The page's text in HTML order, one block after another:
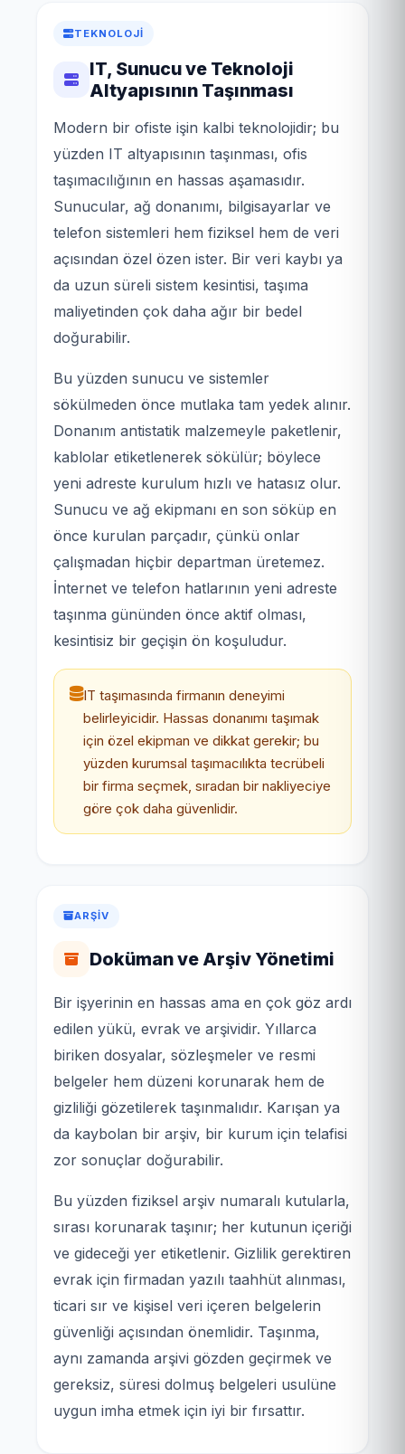
TEKNOLOJI
IT, Sunucu ve Teknoloji
Altyapısının Taşınması
Modern bir ofiste işin kalbi teknolojidir; bu
yüzden IT altyapısının taşınması, ofis
taşımacılığının en hassas aşamasıdır.
Sunucular, ağ donanımı, bilgisayarlar ve
telefon sistemleri hem fiziksel hem de veri
açısından özel özen ister. Bir veri kaybı ya
da uzun süreli sistem kesintisi, taşıma
maliyetinden çok daha ağır bir bedel
doğurabilir.
Bu yüzden sunucu ve sistemler
sökülmeden önce mutlaka tam yedek alınır.
Donanım antistatik malzemeyle paketlenir,
kablolar etiketlenerek sökülür; böylece
yeni adreste kurulum hızlı ve hatasız olur.
Sunucu ve ağ ekipmanı en son söküp en
önce kurulan parçadır, çünkü onlar
çalışmadan hiçbir departman üretemez.
İnternet ve telefon hatlarının yeni adreste
taşınma gününden önce aktif olması,
kesintisiz bir geçişin ön koşuludur.
IT taşımasında firmanın deneyimi
belirleyicidir. Hassas donanımı taşımak
için özel ekipman ve dikkat gerekir; bu
yüzden kurumsal taşımacılıkta tecrübeli
bir firma seçmek, sıradan bir nakliyeciye
göre çok daha güvenlidir.
ARŞIV
Doküman ve Arşiv Yönetimi
Bir işyerinin en hassas ama en çok göz ardı
edilen yükü, evrak ve arşividir. Yıllarca
biriken dosyalar, sözleşmeler ve resmi
belgeler hem düzeni korunarak hem de
gizliliği gözetilerek taşınmalıdır. Karışan ya
da kaybolan bir arşiv, bir kurum için telafisi
zor sonuçlar doğurabilir.
Bu yüzden fiziksel arşiv numaralı kutularla,
sırası korunarak taşınır; her kutunun içeriği
ve gideceği yer etiketlenir. Gizlilik gerektiren
evrak için firmadan yazılı taahhüt alınması,
ticari sır ve kişisel veri içeren belgelerin
güvenliği açısından önemlidir. Taşınma,
aynı zamanda arşivi gözden geçirmek ve
gereksiz, süresi dolmuş belgeleri usulüne
uygun imha etmek için iyi bir fırsattır.